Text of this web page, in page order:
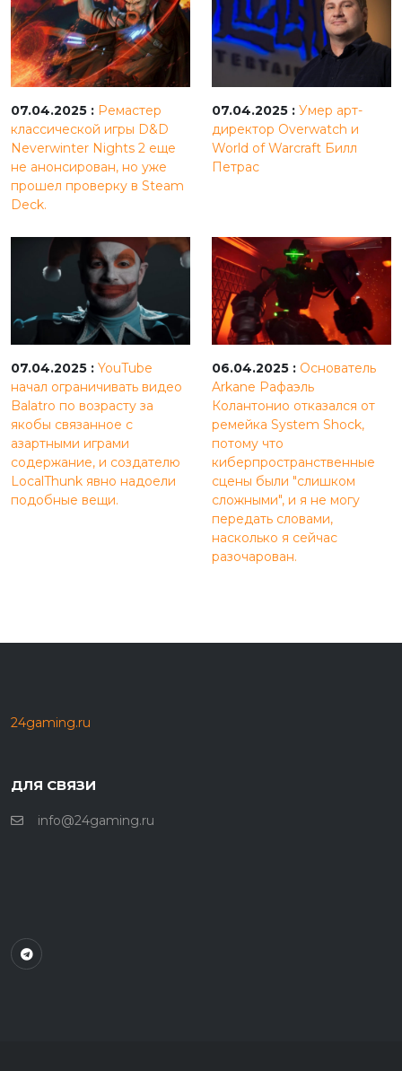
07.04.2025 : Ремастер
классической игры D&D
Neverwinter Nights 2 еще
не анонсирован, но уже
прошел проверку в Steam
Deck.
07.04.2025 : Умер арт-
директор Overwatch и
World of Warcraft Билл
Петрас
07.04.2025 : YouTube
начал ограничивать видео
Balatro по возрасту за
якобы связанное с
азартными играми
содержание, и создателю
LocalThunk явно надоели
подобные вещи.
06.04.2025 : Основатель
Arkane Рафаэль
Колантонио отказался от
ремейка System Shock,
потому что
киберпространственные
сцены были "слишком
сложными", и я не могу
передать словами,
насколько я сейчас
разочарован.
24gaming.ru
ДЛЯ СВЯЗИ
info@24gaming.ru